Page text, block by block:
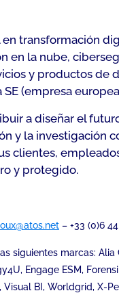
transformación
en la nube,
y productos
(empresa
a diseñar el
y la investigación
clientes,
y protegido.
– +33 (0)6
siguientes marcas:
Engage ESM,
BI, Worldgrid, X-